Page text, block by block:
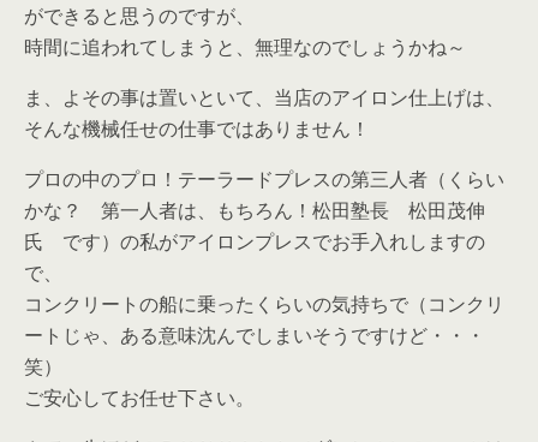
ができると思うのですが、
時間に追われてしまうと、無理なのでしょうかね～
ま、よその事は置いといて、当店のアイロン仕上げは、
そんな機械任せの仕事ではありません！
プロの中のプロ！テーラードプレスの第三人者（くらい
かな？ 第一人者は、もちろん！松田塾長 松田茂伸
氏 です）の私がアイロンプレスでお手入れしますの
で、
コンクリートの船に乗ったくらいの気持ちで（コンクリ
ートじゃ、ある意味沈んでしまいそうですけど・・・
笑）
ご安心してお任せ下さい。